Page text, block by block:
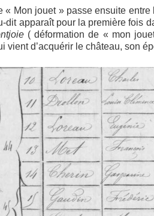
« Mon jouet » passe ensuite
dit apparaît pour la première fois
( déformation de « mon
vient d’acquérir le château, son